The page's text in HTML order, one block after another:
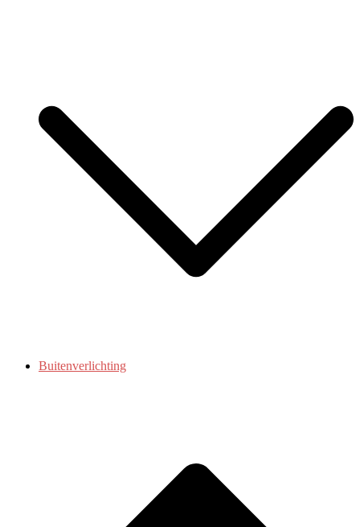
Buitenverlichting